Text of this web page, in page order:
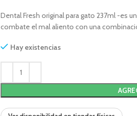
Dental Fresh original para gato 237ml -es
combate el mal aliento con una
Hay existencias